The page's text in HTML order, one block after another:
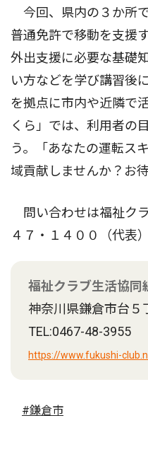
今回、県内の３か所
普通免許で移動を支援
外出支援に必要な基礎
い方などを学び講習後
を拠点に市内や近隣で
くら」では、利用者の
う。「あなたの運転ス
域貢献しませんか？お
問い合わせは福祉ク
４７・１４００（代表）
福祉クラブ生活協同
神奈川県鎌倉市台５
TEL:0467-48-3955
https://www.fukushi-
#鎌倉市